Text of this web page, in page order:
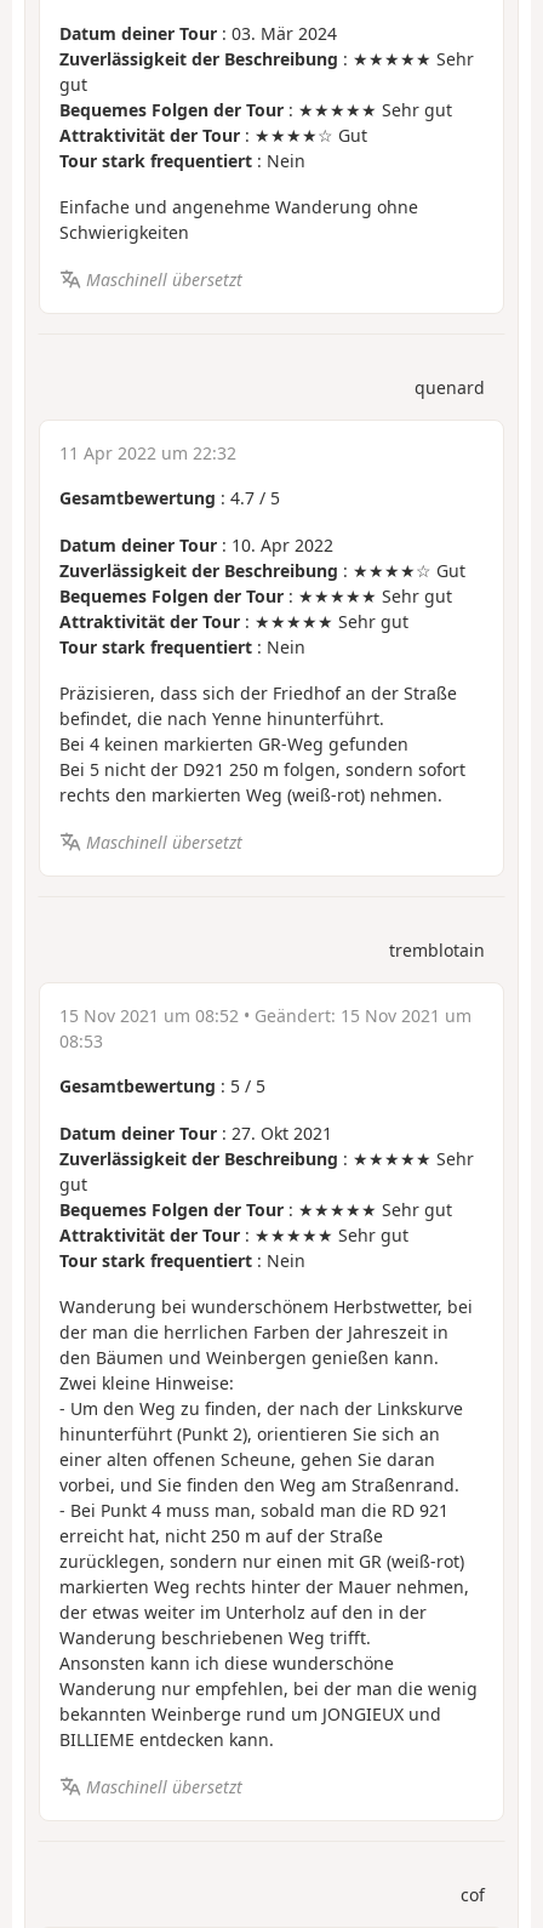
Datum deiner Tour : 03. Mär 2024
Zuverlässigkeit der Beschreibung : ★★★★★ Sehr
gut
Bequemes Folgen der Tour : ★★★★★ Sehr gut
Attraktivität der Tour : ★★★★☆ Gut
Tour stark frequentiert : Nein
Einfache und angenehme Wanderung ohne
Schwierigkeiten
Maschinell übersetzt
quenard
11 Apr 2022 um 22:32
Gesamtbewertung : 4.7 / 5
Datum deiner Tour : 10. Apr 2022
Zuverlässigkeit der Beschreibung : ★★★★☆ Gut
Bequemes Folgen der Tour : ★★★★★ Sehr gut
Attraktivität der Tour : ★★★★★ Sehr gut
Tour stark frequentiert : Nein
Präzisieren, dass sich der Friedhof an der Straße
befindet, die nach Yenne hinunterführt.
Bei 4 keinen markierten GR-Weg gefunden
Bei 5 nicht der D921 250 m folgen, sondern sofort
rechts den markierten Weg (weiß-rot) nehmen.
Maschinell übersetzt
tremblotain
15 Nov 2021 um 08:52 • Geändert: 15 Nov 2021 um
08:53
Gesamtbewertung : 5 / 5
Datum deiner Tour : 27. Okt 2021
Zuverlässigkeit der Beschreibung : ★★★★★ Sehr
gut
Bequemes Folgen der Tour : ★★★★★ Sehr gut
Attraktivität der Tour : ★★★★★ Sehr gut
Tour stark frequentiert : Nein
Wanderung bei wunderschönem Herbstwetter, bei
der man die herrlichen Farben der Jahreszeit in
den Bäumen und Weinbergen genießen kann.
Zwei kleine Hinweise:
- Um den Weg zu finden, der nach der Linkskurve
hinunterführt (Punkt 2), orientieren Sie sich an
einer alten offenen Scheune, gehen Sie daran
vorbei, und Sie finden den Weg am Straßenrand.
- Bei Punkt 4 muss man, sobald man die RD 921
erreicht hat, nicht 250 m auf der Straße
zurücklegen, sondern nur einen mit GR (weiß-rot)
markierten Weg rechts hinter der Mauer nehmen,
der etwas weiter im Unterholz auf den in der
Wanderung beschriebenen Weg trifft.
Ansonsten kann ich diese wunderschöne
Wanderung nur empfehlen, bei der man die wenig
bekannten Weinberge rund um JONGIEUX und
BILLIEME entdecken kann.
Maschinell übersetzt
cof